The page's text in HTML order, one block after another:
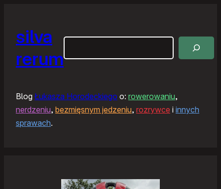
silva
rerum
Blog Łukasza Horodeckiego o: rowerowaniu,
nerdzeniu, bezmięsnym jedzeniu, rozrywce i innych
sprawach.